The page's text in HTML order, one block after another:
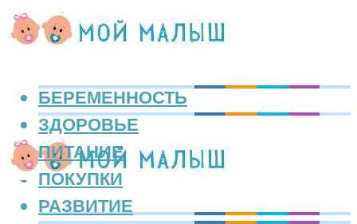
БЕРЕМЕННОСТЬ
ЗДОРОВЬЕ
ПИТАНИЕ
ПОКУПКИ
РАЗВИТИЕ